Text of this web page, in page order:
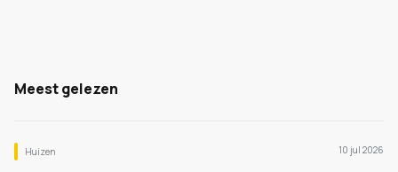
Meest gelezen
Huizen 10 jul 2026